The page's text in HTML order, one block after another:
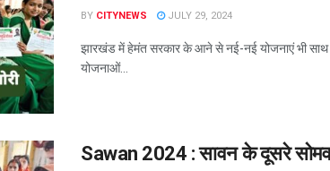
BY CITYNEWS JULY 29, 2024
झारखंड में हेमंत सरकार के आने से नई-नई योजनाएं भी साथ
योजनाओं...
Sawan 2024 : सावन के दूसरे